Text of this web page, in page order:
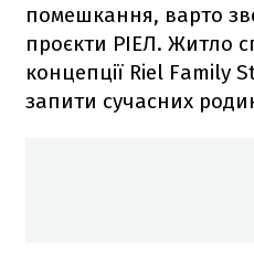
помешкання, варто
проєкти РІЕЛ. Житло
концепції Riel Family
запити сучасних